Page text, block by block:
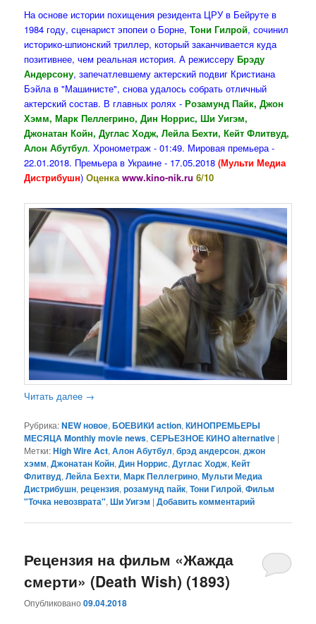
На основе истории похищения резидента ЦРУ в Бейруте в
1984 году, сценарист эпопеи о Борне, Тони Гилрой, сочинил
историко-шпионский триллер, который заканчивается куда
позитивнее, чем реальная история. А режиссеруБрэду
Андерсону, запечатлевшему актерский подвиг Кристиана
Бэйла в "Машинисте", снова удалось собрать отличный
актерский состав. В главных ролях -Розамунд Пайк, Джон
Хэмм, Марк Пеллегрино, Дин Норрис, Ши Уигэм,
Джонатан Койн, Дуглас Ходж, Лейла Бехти, Кейт Флитвуд,
Алон Абутбул. Хронометраж - 01:49. Мировая премьера -
22.01.2018. Премьера в Украине - 17.05.2018 (Мульти Медиа
Дистрибушн)Оценкаwww.kino-nik.ru 6/10
Читать далее →
Рубрика:NEW новое,БОЕВИКИ action,КИНОПРЕМЬЕРЫ
МЕСЯЦА Monthly movie news,СЕРЬЕЗНОЕ КИНО alternative |
Метки:High Wire Act,Алон Абутбул,брэд андерсон,джон
хэмм,Джонатан Койн,Дин Норрис,Дуглас Ходж,Кейт
Флитвуд,Лейла Бехти,Марк Пеллегрино,Мульти Медиа
Дистрибушн,рецензия,розамунд пайк,Тони Гилрой,Фильм
"Точка невозврата",Ши Уигэм |Добавить комментарий
Рецензия на фильм «Жажда
смерти» (Death Wish) (1893)
Опубликовано09.04.2018